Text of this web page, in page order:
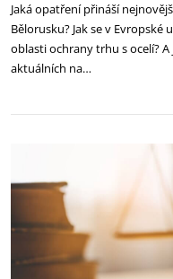
Jaká opatření přináší
Bělorusku? Jak se v Evropské
oblasti ochrany trhu s ocelí?
aktuálních na…